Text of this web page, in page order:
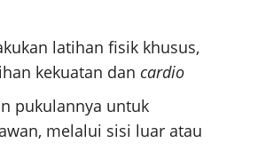
latihan fisik khusus,
kekuatan dan cardio
pukulannya untuk
melalui sisi luar atau